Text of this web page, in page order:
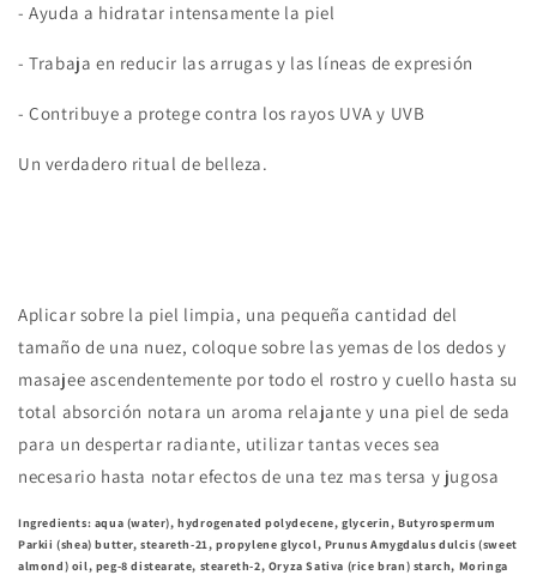
- Ayuda a hidratar intensamente la piel
- Trabaja en reducir las arrugas y las líneas de expresión
- Contribuye a protege contra los rayos UVA y UVB
Un verdadero ritual de belleza.
Aplicar sobre la piel limpia, una pequeña cantidad del
tamaño de una nuez, coloque sobre las yemas de los dedos y
masajee ascendentemente por todo el rostro y cuello hasta su
total absorción notara un aroma relajante y una piel de seda
para un despertar radiante, utilizar tantas veces sea
necesario hasta notar efectos de una tez mas tersa y jugosa
Ingredients: aqua (water), hydrogenated polydecene, glycerin, Butyrospermum
Parkii (shea) butter, steareth-21, propylene glycol, Prunus Amygdalus dulcis (sweet
almond) oil, peg-8 distearate, steareth-2, Oryza Sativa (rice bran) starch, Moringa